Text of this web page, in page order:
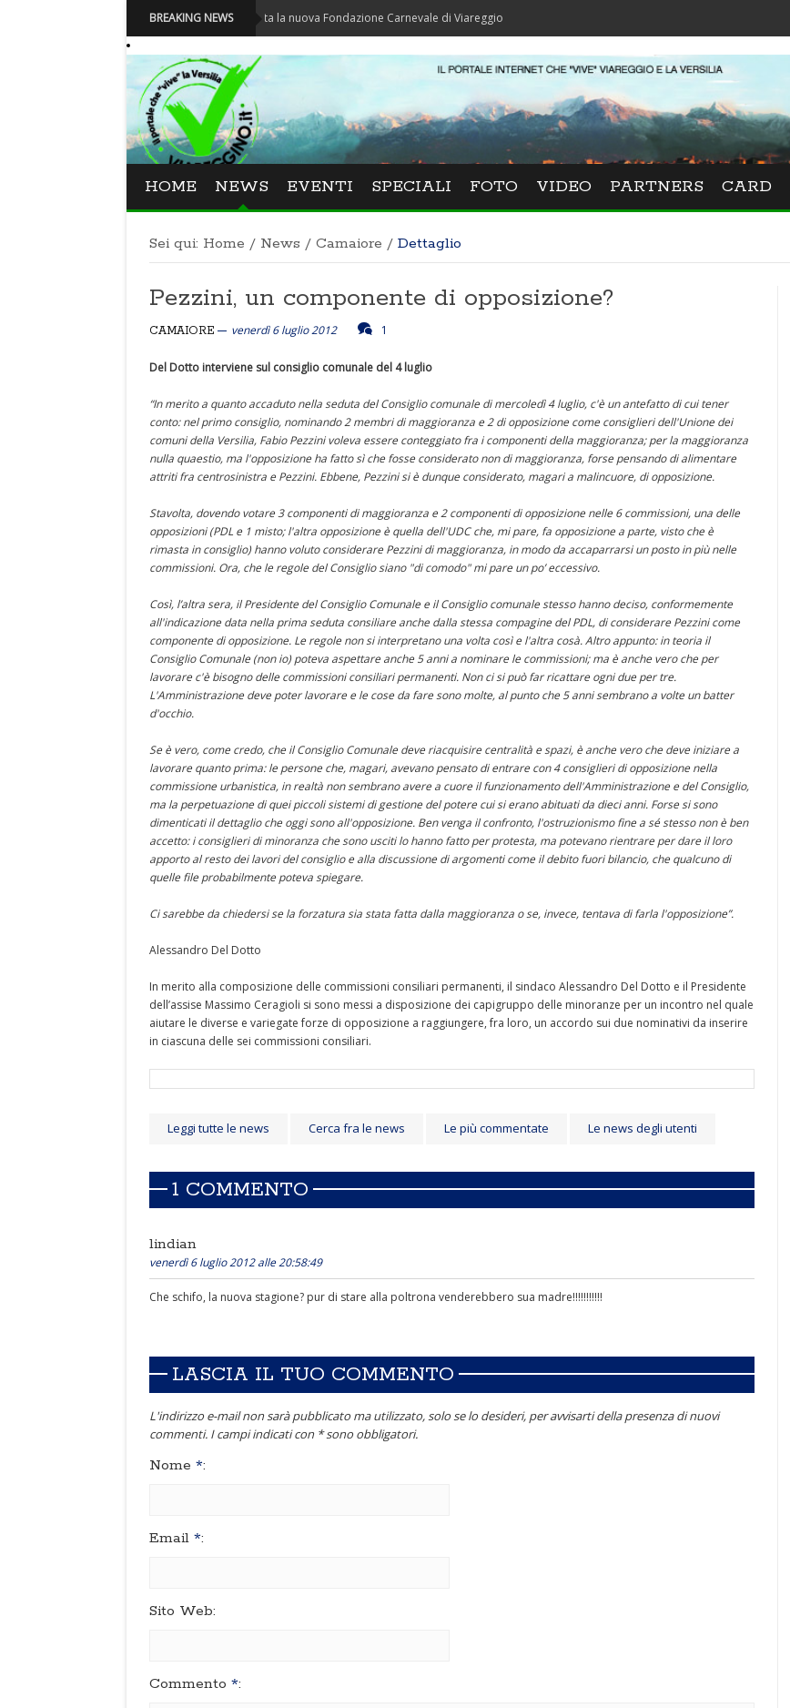
BREAKING NEWS
Carnevale - Nominata la nuova Fondazione Carnevale di Viareggio
HOME NEWS EVENTI SPECIALI FOTO VIDEO PARTNERS CARD
Sei qui: Home / News / Camaiore / Dettaglio
Pezzini, un componente di opposizione?
CAMAIORE venerdì 6 luglio 2012 1
Del Dotto interviene sul consiglio comunale del 4 luglio
“In merito a quanto accaduto nella seduta del Consiglio comunale di mercoledì 4 luglio, c'è un antefatto di cui tener
conto: nel primo consiglio, nominando 2 membri di maggioranza e 2 di opposizione come consiglieri dell'Unione dei
comuni della Versilia, Fabio Pezzini voleva essere conteggiato fra i componenti della maggioranza; per la maggioranza
nulla quaestio, ma l'opposizione ha fatto sì che fosse considerato non di maggioranza, forse pensando di alimentare
attriti fra centrosinistra e Pezzini. Ebbene, Pezzini si è dunque considerato, magari a malincuore, di opposizione.
Stavolta, dovendo votare 3 componenti di maggioranza e 2 componenti di opposizione nelle 6 commissioni, una delle
opposizioni (PDL e 1 misto; l'altra opposizione è quella dell'UDC che, mi pare, fa opposizione a parte, visto che è
rimasta in consiglio) hanno voluto considerare Pezzini di maggioranza, in modo da accaparrarsi un posto in più nelle
commissioni. Ora, che le regole del Consiglio siano "di comodo" mi pare un po’ eccessivo.
Così, l’altra sera, il Presidente del Consiglio Comunale e il Consiglio comunale stesso hanno deciso, conformemente
all'indicazione data nella prima seduta consiliare anche dalla stessa compagine del PDL, di considerare Pezzini come
componente di opposizione. Le regole non si interpretano una volta così e l'altra cosà. Altro appunto: in teoria il
Consiglio Comunale (non io) poteva aspettare anche 5 anni a nominare le commissioni; ma è anche vero che per
lavorare c'è bisogno delle commissioni consiliari permanenti. Non ci si può far ricattare ogni due per tre.
L'Amministrazione deve poter lavorare e le cose da fare sono molte, al punto che 5 anni sembrano a volte un batter
d'occhio.
Se è vero, come credo, che il Consiglio Comunale deve riacquisire centralità e spazi, è anche vero che deve iniziare a
lavorare quanto prima: le persone che, magari, avevano pensato di entrare con 4 consiglieri di opposizione nella
commissione urbanistica, in realtà non sembrano avere a cuore il funzionamento dell'Amministrazione e del Consiglio,
ma la perpetuazione di quei piccoli sistemi di gestione del potere cui si erano abituati da dieci anni. Forse si sono
dimenticati il dettaglio che oggi sono all'opposizione. Ben venga il confronto, l'ostruzionismo fine a sé stesso non è ben
accetto: i consiglieri di minoranza che sono usciti lo hanno fatto per protesta, ma potevano rientrare per dare il loro
apporto al resto dei lavori del consiglio e alla discussione di argomenti come il debito fuori bilancio, che qualcuno di
quelle file probabilmente poteva spiegare.
Ci sarebbe da chiedersi se la forzatura sia stata fatta dalla maggioranza o se, invece, tentava di farla l'opposizione”.
Alessandro Del Dotto
In merito alla composizione delle commissioni consiliari permanenti, il sindaco Alessandro Del Dotto e il Presidente
dell’assise Massimo Ceragioli si sono messi a disposizione dei capigruppo delle minoranze per un incontro nel quale
aiutare le diverse e variegate forze di opposizione a raggiungere, fra loro, un accordo sui due nominativi da inserire
in ciascuna delle sei commissioni consiliari.
Leggi tutte le news Cerca fra le news Le più commentate Le news degli utenti
1 COMMENTO
lindian
venerdì 6 luglio 2012 alle 20:58:49
Che schifo, la nuova stagione? pur di stare alla poltrona venderebbero sua madre!!!!!!!!!!!
LASCIA IL TUO COMMENTO
L'indirizzo e-mail non sarà pubblicato ma utilizzato, solo se lo desideri, per avvisarti della presenza di nuovi
commenti. I campi indicati con * sono obbligatori.
Nome *:
Email *:
Sito Web:
Commento *: